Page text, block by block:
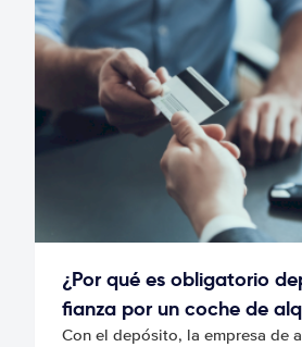
¿Por qué es obligatorio
fianza por un coche de
Con el depósito, la empresa de